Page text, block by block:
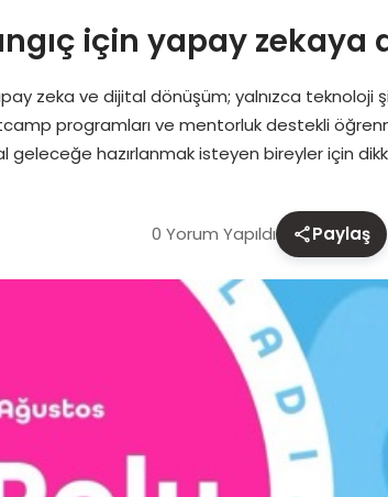
için yapay zekaya
zeka ve dijital dönüşüm; yalnızca
programları ve mentorluk destekli
geleceğe hazırlanmak isteyen bireyler için
0 Yorum Yapıldı Paylaş